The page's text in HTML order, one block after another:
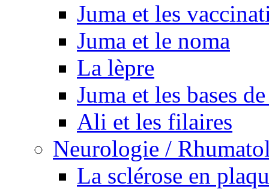
Juma et les
Juma et le noma
La lèpre
Juma et les bases
Ali et les filaires
Neurologie /
La sclérose en